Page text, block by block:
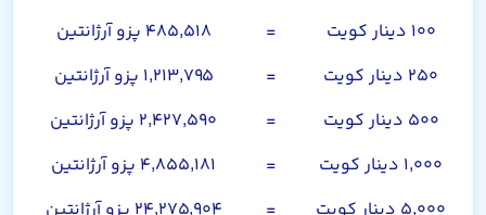
۱۰۰ دینار کویت
=
۴۸۵,۵۱۸ پزو آرژانتین
۲۵۰ دینار کویت
=
۱,۲۱۳,۷۹۵ پزو آرژانتین
۵۰۰ دینار کویت
=
۲,۴۲۷,۵۹۰ پزو آرژانتین
۱,۰۰۰ دینار کویت
=
۴,۸۵۵,۱۸۱ پزو آرژانتین